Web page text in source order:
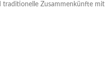
traditionelle Zusammenkünfte mit